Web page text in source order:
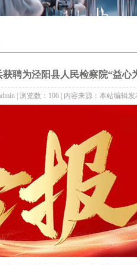
聘为泾阳县人民检察院“益心
| 浏览数：106 | 内容来源：本站编辑发